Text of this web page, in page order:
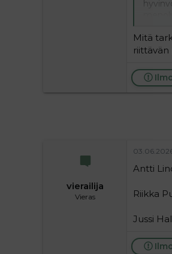
Mitä
vierailija
Vieras
Antti
Riikka
Jussi